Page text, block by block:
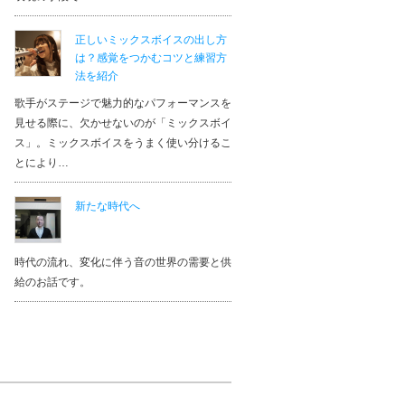
正しいミックスボイスの出し方
は？感覚をつかむコツと練習方
法を紹介
歌手がステージで魅力的なパフォーマンスを
見せる際に、欠かせないのが「ミックスボイ
ス」。ミックスボイスをうまく使い分けるこ
とにより…
新たな時代へ
時代の流れ、変化に伴う音の世界の需要と供
給のお話です。